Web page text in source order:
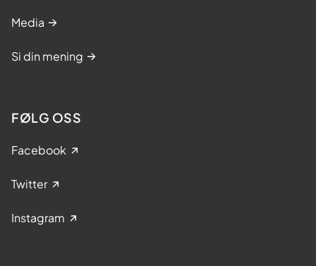
Media
Si din mening
FØLG OSS
Facebook
Twitter
Instagram